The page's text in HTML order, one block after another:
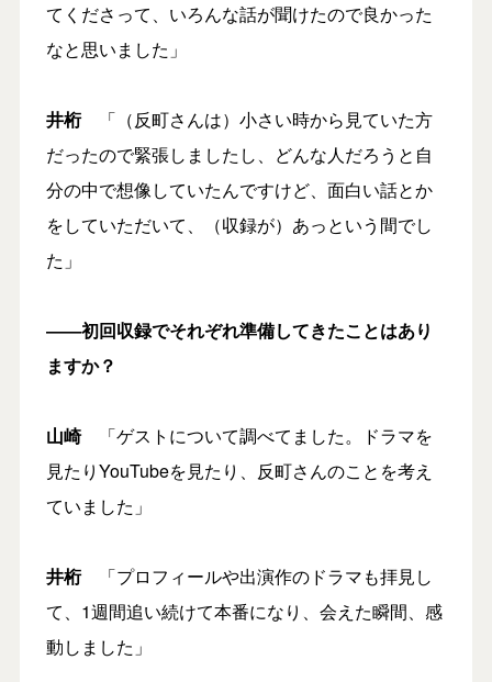
てくださって、いろんな話が聞けたので良かった
なと思いました」
井桁
「（反町さんは）小さい時から見ていた方
だったので緊張しましたし、どんな人だろうと自
分の中で想像していたんですけど、面白い話とか
をしていただいて、（収録が）あっという間でし
た」
――初回収録でそれぞれ準備してきたことはあり
ますか？
山崎
「ゲストについて調べてました。ドラマを
見たりYouTubeを見たり、反町さんのことを考え
ていました」
井桁
「プロフィールや出演作のドラマも拝見し
て、1週間追い続けて本番になり、会えた瞬間、感
動しました」